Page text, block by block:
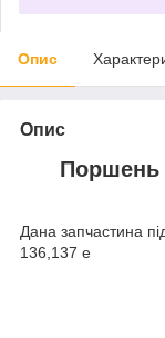
Опис
Опис
Поршень
Дана запчастина
136,137 e